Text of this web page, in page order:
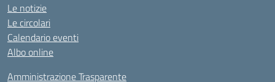
Le notizie
Le circolari
Calendario eventi
Albo online
Amministrazione Trasparente